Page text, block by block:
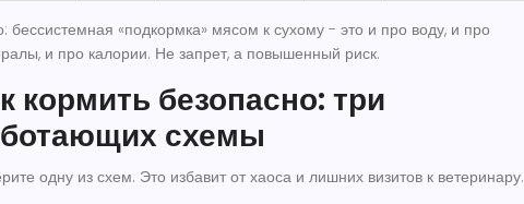
бессистемная «подкормка» мясом к сухому - это и про воду, и про
и про калории. Не запрет, а повышенный риск.
кормить безопасно: три
схемы
одну из схем. Это избавит от хаоса и лишних визитов к ветеринару.